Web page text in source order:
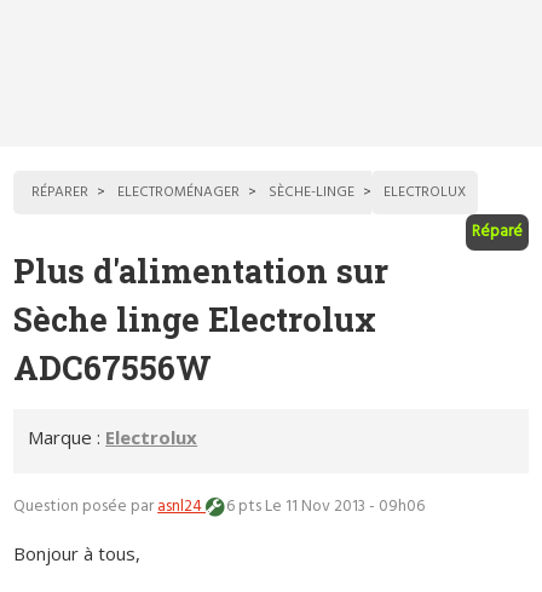
RÉPARER ELECTROMÉNAGER SÈCHE-LINGE ELECTROLUX
Réparé
Plus d'alimentation sur
Sèche linge Electrolux
ADC67556W
Marque : Electrolux
Question posée parasnl24 6 ptsLe 11 Nov 2013 - 09h06
Bonjour à tous,